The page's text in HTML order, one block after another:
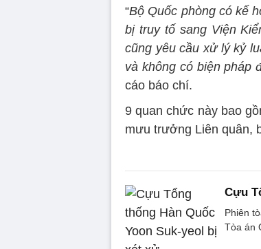
“Bộ Quốc phòng có kế
bị truy tố sang Viện
cũng yêu cầu xử lý kỷ
và không có biện pháp
cáo báo chí.
9 quan chức này bao
mưu trưởng Liên quân,
Cựu
Phiên
Tòa án